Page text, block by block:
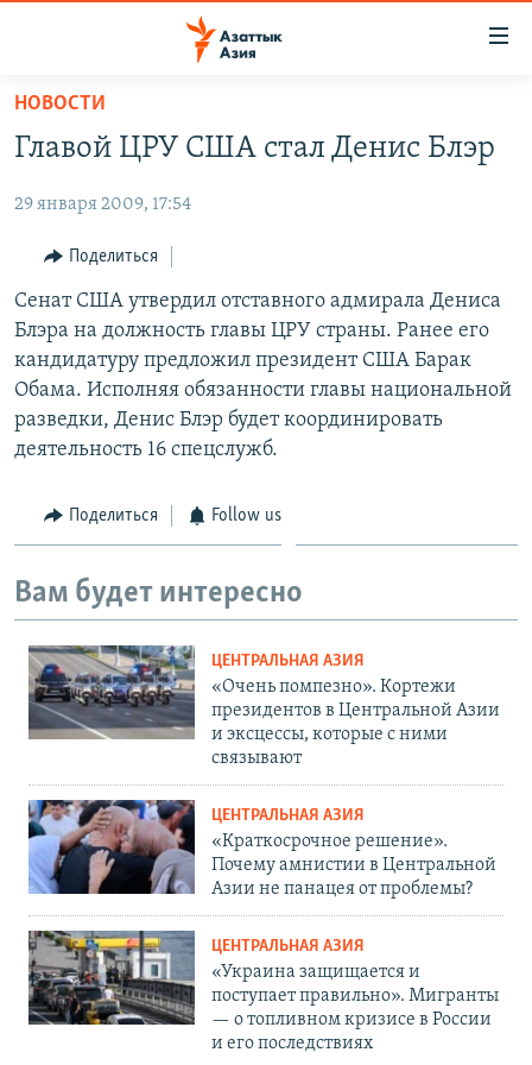
Вернуться
основному
Вернутся
навигации
Вернутся
поиску
КЫРГЫЗСТАН
УЗБЕКИСТАН
ТАДЖИКИСТАН
ВОЙНА В УКРАИНЕ
НА ДРУГИХ ЯЗЫКАХ
ҚАЗАҚША
КЫРГЫЗЧА
ЎЗБЕКЧА
ТОҶИКӢ
ПОДПИШИТЕСЬ НА НАС В СОЦСЕТЯХ
Все сайты РСЕ/РС
НОВОСТИ
Главой ЦРУ США стал Денис Блэр
29 января 2009, 17:54
Поделиться
Сенат США утвердил отставного адмирала Дениса
Блэра на должность главы ЦРУ страны. Ранее его
кандидатуру предложил президент США Барак
Обама. Исполняя обязанности главы национальной
разведки, Денис Блэр будет координировать
деятельность 16 спецслужб.
Поделиться Follow us
Вам будет интересно
ЦЕНТРАЛЬНАЯ АЗИЯ
«Очень помпезно». Кортежи
президентов в Центральной Азии
и эксцессы, которые с ними
связывают
ЦЕНТРАЛЬНАЯ АЗИЯ
«Краткосрочное решение».
Почему амнистии в Центральной
Азии не панацея от проблемы?
ЦЕНТРАЛЬНАЯ АЗИЯ
«Украина защищается и
поступает правильно». Мигранты
— о топливном кризисе в России
и его последствиях